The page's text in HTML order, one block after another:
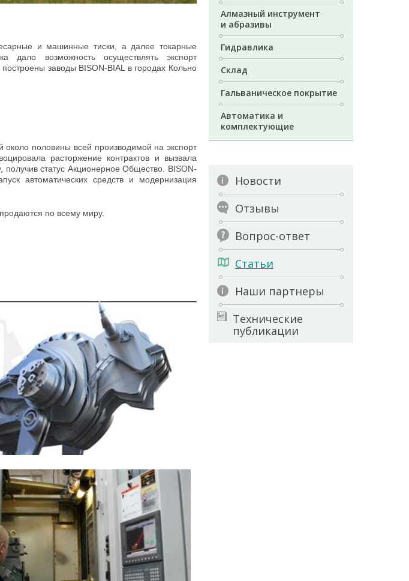
и машинные тиски, а далее токарные
дало возможность осуществлять экспорт
заводы BISON-BIAL в городах Кольно
половины всей производимой на экспорт
расторжение контрактов и вызвала
получив статус Акционерное Общество. BISON-
автоматических средств и модернизация
по всему миру.
Алмазный инструмент
и абразивы
Гидравлика
Склад
Гальваническое покрытие
Автоматика и
комплектующие
Новости
Отзывы
Вопрос-ответ
Статьи
Наши партнеры
Технические
публикации